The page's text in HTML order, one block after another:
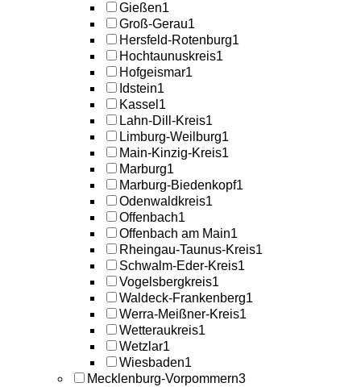
Gießen1
Groß-Gerau1
Hersfeld-Rotenburg1
Hochtaunuskreis1
Hofgeismar1
Idstein1
Kassel 1
Lahn-Dill-Kreis1
Limburg-Weilburg1
Main-Kinzig-Kreis1
Marburg1
Marburg-Biedenkopf1
Odenwaldkreis1
Offenbach1
Offenbach am Main1
Rheingau-Taunus-Kreis1
Schwalm-Eder-Kreis1
Vogelsbergkreis1
Waldeck-Frankenberg1
Werra-Meißner-Kreis1
Wetteraukreis1
Wetzlar1
Wiesbaden1
Mecklenburg-Vorpommern3